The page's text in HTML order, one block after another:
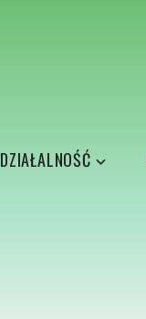
DZIAŁALNOŚĆ